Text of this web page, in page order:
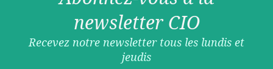
newsletter CIO
Recevez notre newsletter tous les lundis et
jeudis